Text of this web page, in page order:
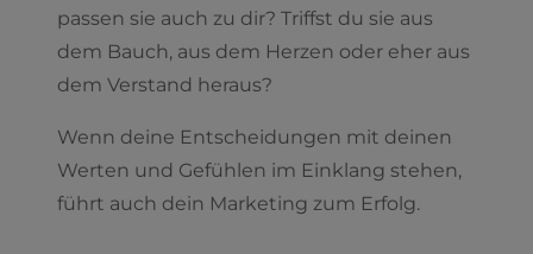
passen sie auch zu dir? Triffst du sie aus
dem Bauch, aus dem Herzen oder eher aus
dem Verstand heraus?
Wenn deine Entscheidungen mit deinen
Werten und Gefühlen im Einklang stehen,
führt auch dein Marketing zum Erfolg.